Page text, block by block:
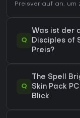
Preisverlauf an, um
Q
Was ist der
Disciples of
Preis?
Q
The Spell
Skin Pack
Blick